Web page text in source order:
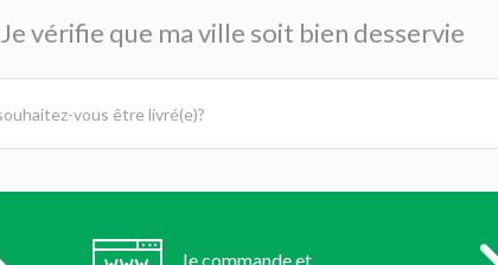
Feuille de chêne rouge France
Pièce
Je vérifie que ma ville soit bien desservie
Je commande et